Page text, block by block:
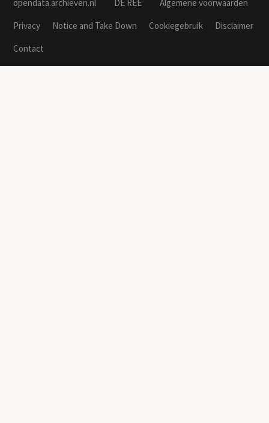
opendata.archieven.nl DE REE
Algemene voorwaarden
Privacy
Notice and Take Down Cookiegebruik
Disclaimer
Contact